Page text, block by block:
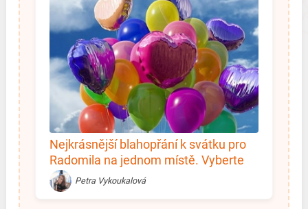
Nejkrásnější blahopřání k svátku pro
Radomila na jednom místě. Vyberte
si!
Petra Vykoukalová